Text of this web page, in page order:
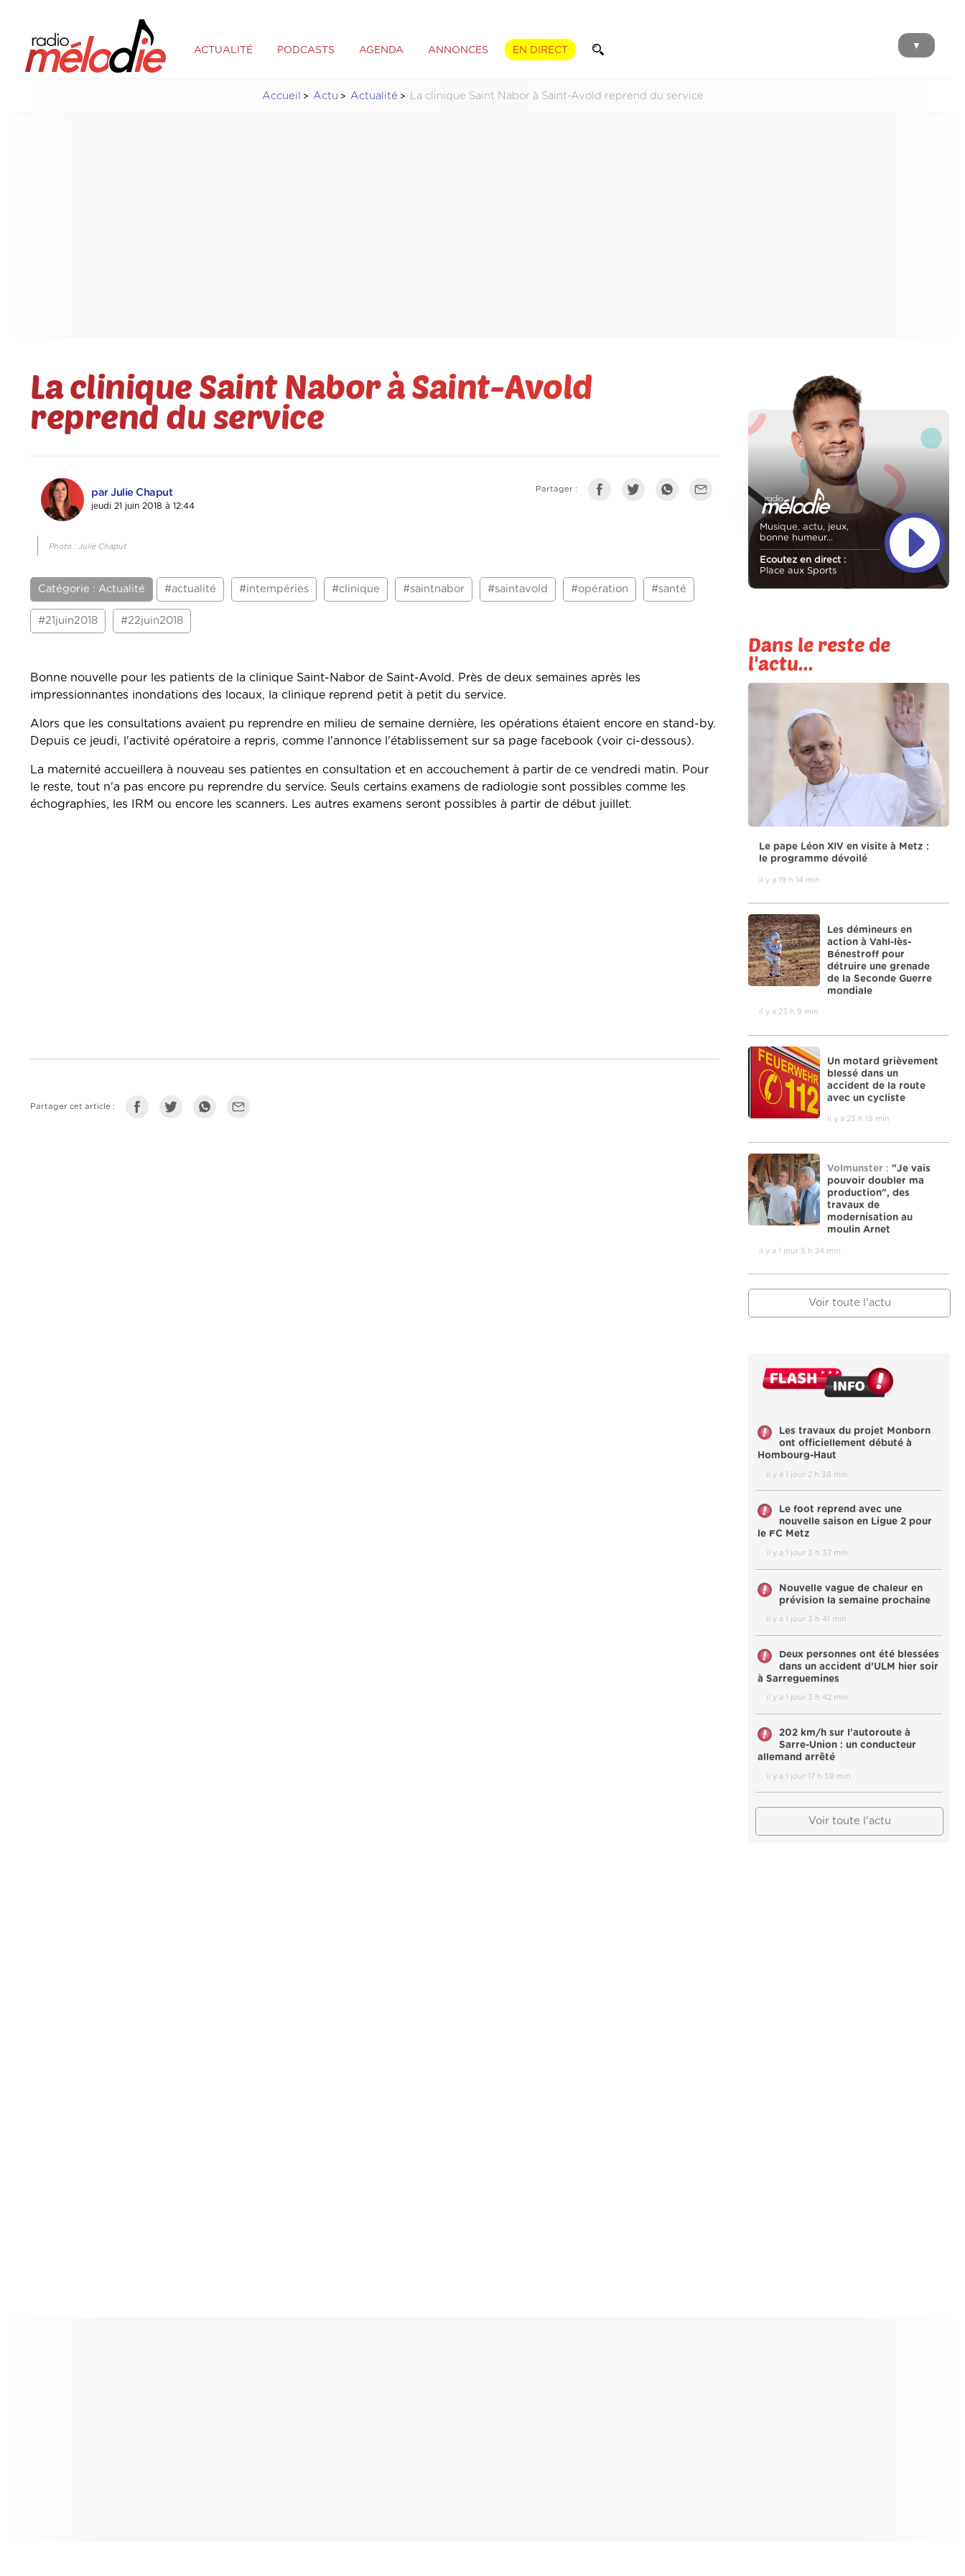
ACTUALITÉ PODCASTS AGENDA ANNONCES EN DIRECT ▼
Accueil Actu Actualité La clinique Saint Nabor à Saint-Avold reprend du service
La clinique Saint Nabor à Saint-Avold
reprend du service
par Julie Chaput
jeudi 21 juin 2018 à 12:44
Partager :
Photo : Julie Chaput
Catégorie : Actualité #actualité #intempéries #clinique #saintnabor #saintavold #opération #santé
#21juin2018 #22juin2018
Bonne nouvelle pour les patients de la clinique Saint-Nabor de Saint-Avold. Près de deux semaines après les
impressionnantes inondations des locaux, la clinique reprend petit à petit du service.
Alors que les consultations avaient pu reprendre en milieu de semaine dernière, les opérations étaient encore en stand-by.
Depuis ce jeudi, l'activité opératoire a repris, comme l'annonce l'établissement sur sa page facebook (voir ci-dessous).
La maternité accueillera à nouveau ses patientes en consultation et en accouchement à partir de ce vendredi matin. Pour
le reste, tout n'a pas encore pu reprendre du service. Seuls certains examens de radiologie sont possibles comme les
échographies, les IRM ou encore les scanners. Les autres examens seront possibles à partir de début juillet.
Partager cet article :
Musique, actu, jeux,
bonne humeur...
Ecoutez en direct :
Place aux Sports
Dans le reste de
l'actu...
Le pape Léon XIV en visite à Metz :
le programme dévoilé
il y a 19 h 14 min
Les démineurs en
action à Vahl-lès-
Bénestroff pour
détruire une grenade
de la Seconde Guerre
mondiale
il y a 23 h 9 min
Un motard grièvement
blessé dans un
accident de la route
avec un cycliste
il y a 23 h 15 min
Volmunster : "Je vais
pouvoir doubler ma
production", des
travaux de
modernisation au
moulin Arnet
il y a 1 jour 5 h 24 min
Voir toute l'actu
Les travaux du projet Monborn
ont officiellement débuté à
Hombourg-Haut
il y a 1 jour 2 h 38 min
Le foot reprend avec une
nouvelle saison en Ligue 2 pour
le FC Metz
il y a 1 jour 3 h 37 min
Nouvelle vague de chaleur en
prévision la semaine prochaine
il y a 1 jour 3 h 41 min
Deux personnes ont été blessées
dans un accident d’ULM hier soir
à Sarreguemines
il y a 1 jour 3 h 42 min
202 km/h sur l'autoroute à
Sarre-Union : un conducteur
allemand arrêté
il y a 1 jour 17 h 59 min
Voir toute l'actu